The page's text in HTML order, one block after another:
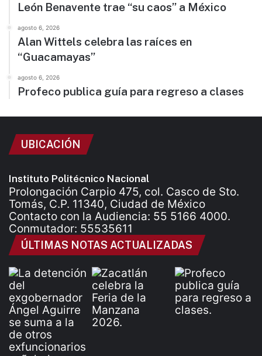
León Benavente trae “su caos” a México
agosto 6, 2026
Alan Wittels celebra las raíces en
“Guacamayas”
agosto 6, 2026
Profeco publica guía para regreso a clases
UBICACIÓN
Instituto Politécnico Nacional
Prolongación Carpio 475, col. Casco de Sto.
Tomás, C.P. 11340, Ciudad de México
Contacto con la Audiencia: 55 5166 4000.
Conmutador: 55535611
ÚLTIMAS NOTAS ACTUALIZADAS